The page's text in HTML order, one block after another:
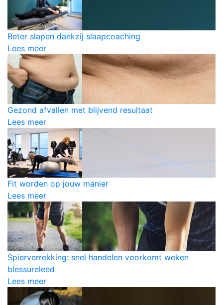
Beter slapen dankzij slaapcoaching
Lees meer
Gezond afvallen met blijvend resultaat
Lees meer
Fit worden op jouw manier
Lees meer
Spierverrekking: snel handelen voorkomt weken
blessureleed
Lees meer